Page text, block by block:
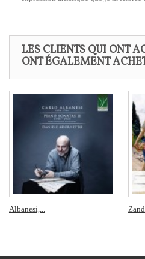
LES CLIENTS QUI ONT
ONT ÉGALEMENT
Albanesi,...